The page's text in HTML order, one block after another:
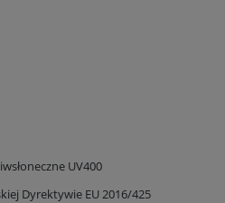
UV400
Dyrektywie EU 2016/425